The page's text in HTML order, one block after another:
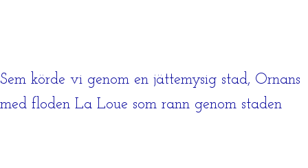
Sem körde vi genom en jättemysig stad, Ornans
med floden La Loue som rann genom staden